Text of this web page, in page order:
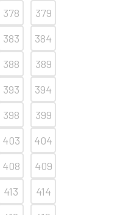
378
379
383
384
388
389
393
394
398
399
403
404
408
409
413
414